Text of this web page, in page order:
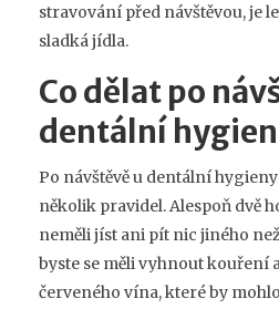
stravování před návštěvou, je
sladká jídla.
Co dělat po
dentální
Po návštěvě u dentální
několik pravidel. Alespoň dvě
neměli jíst ani pít nic jiného
byste se měli vyhnout kouření
červeného vína, které by